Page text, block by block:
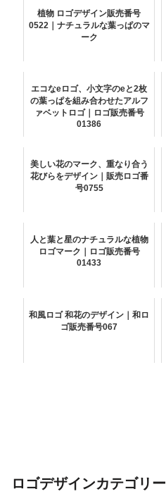
植物 ロゴデザイン販売番号
0522｜ナチュラルな葉っぱのマ
ーク
エコなeロゴ、小文字のeと2枚
の葉っぱを組み合わせたアルフ
ァベットロゴ｜ロゴ販売番号
01386
美しい花のマーク、重なり合う
花びらをデザイン｜販売ロゴ番
号0755
人と葉と星のナチュラルな植物
ロゴマーク｜ロゴ販売番号
01433
和風ロゴ 和花のデザイン｜和ロ
ゴ販売番号067
ロゴデザインカテゴリー